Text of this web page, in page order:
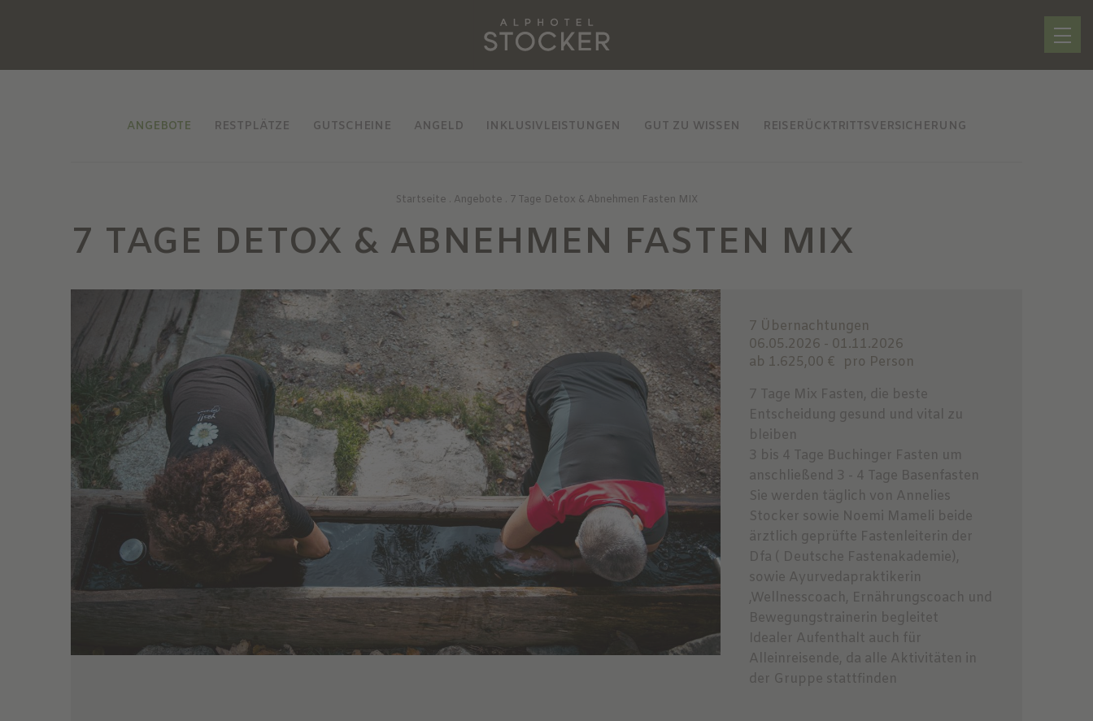
ANGEBOTE RESTPLÄTZE GUTSCHEINE ANGELD INKLUSIVLEISTUNGEN GUT ZU WISSEN REISERÜCKTRITTSVERSICHERUNG
Startseite . Angebote . 7 Tage Detox & Abnehmen Fasten MIX
7 TAGE DETOX & ABNEHMEN FASTEN MIX
7 Übernachtungen
06.05.2026 - 01.11.2026
ab 1.625,00 €
pro Person
7 Tage Mix Fasten, die beste
Entscheidung gesund und vital zu
bleiben
3 bis 4 Tage Buchinger Fasten um
anschließend 3 - 4 Tage Basenfasten
Sie werden täglich von Annelies
Stocker sowie Noemi Mameli beide
ärztlich geprüfte Fastenleiterin der
Dfa ( Deutsche Fastenakademie),
sowie Ayurvedapraktikerin
,Wellnesscoach, Ernährungscoach und
Bewegungstrainerin begleitet
Idealer Aufenthalt auch für
Alleinreisende, da alle Aktivitäten in
der Gruppe stattfinden